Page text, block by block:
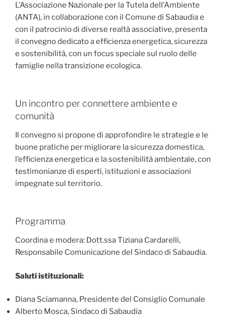
L’Associazione Nazionale per la Tutela dell’Ambiente
(ANTA), in collaborazione con il Comune di Sabaudia e
con il patrocinio di diverse realtà associative, presenta
il convegno dedicato a efficienza energetica, sicurezza
e sostenibilità, con un focus speciale sul ruolo delle
famiglie nella transizione ecologica.
Un incontro per connettere ambiente e
comunità
Il convegno si propone di approfondire le strategie e le
buone pratiche per migliorare la sicurezza domestica,
l’efficienza energetica e la sostenibilità ambientale, con
testimonianze di esperti, istituzioni e associazioni
impegnate sul territorio.
Programma
Coordina e modera: Dott.ssa Tiziana Cardarelli,
Responsabile Comunicazione del Sindaco di Sabaudia.
Saluti istituzionali:
Diana Sciamanna, Presidente del Consiglio Comunale
Alberto Mosca, Sindaco di Sabaudia